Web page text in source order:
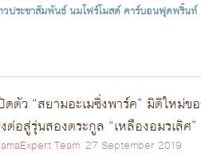
วประชาสัมพันธ์นมโฟร์โมสต์ คาร์บอนฟุตพริ้นท์
ดตัว “สยามอะเมซิ่งพาร์ค” มิติใหม่
ต่อสู่รุ่นสองตระกูล “เหลืองอมรเลิศ”
Team 27 September 2019